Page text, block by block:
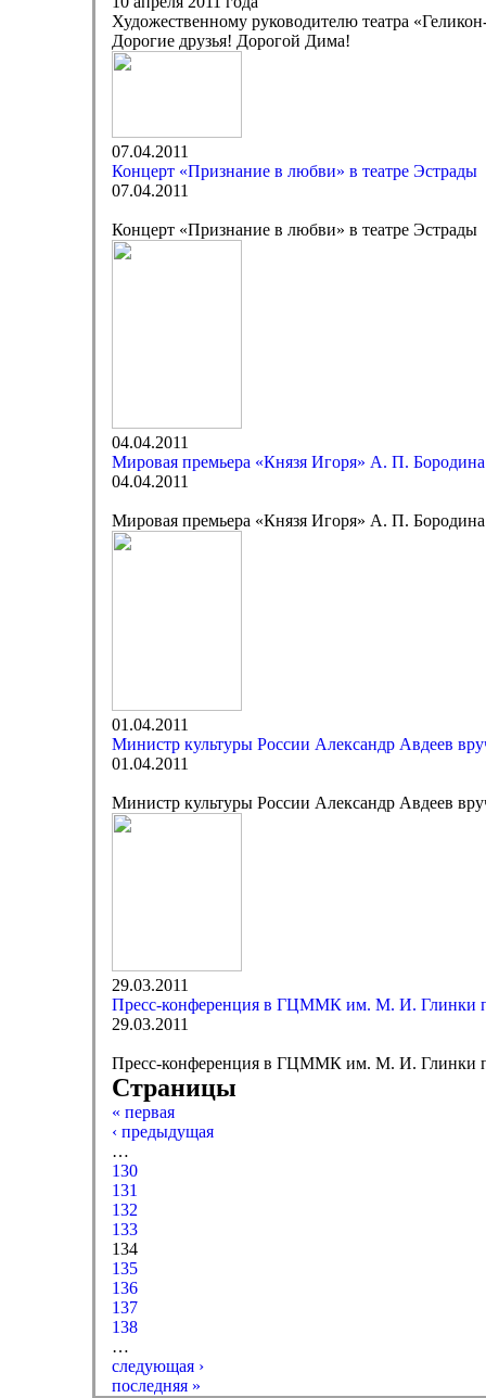
Художественному руководителю театра
Дорогие друзья! Дорогой Дима!
07.04.2011
Концерт «Признание в любви» в театре Эстрады
07.04.2011
Концерт «Признание в любви» в театре Эстрады
04.04.2011
Мировая премьера «Князя Игоря» А. П. Бородина
04.04.2011
Мировая премьера «Князя Игоря» А. П. Бородина
01.04.2011
Министр культуры России Александр Авдеев
01.04.2011
Министр культуры России Александр Авдеев
29.03.2011
Пресс-конференция в ГЦММК им. М. И. Глинки
29.03.2011
Пресс-конференция в ГЦММК им. М. И. Глинки
Страницы
« первая
‹ предыдущая
…
130
131
132
133
134
135
136
137
138
…
следующая ›
последняя »